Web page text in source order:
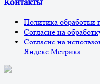
Контакты
Политика обработки
Согласие на
Согласие на
Яндекс.Метрика